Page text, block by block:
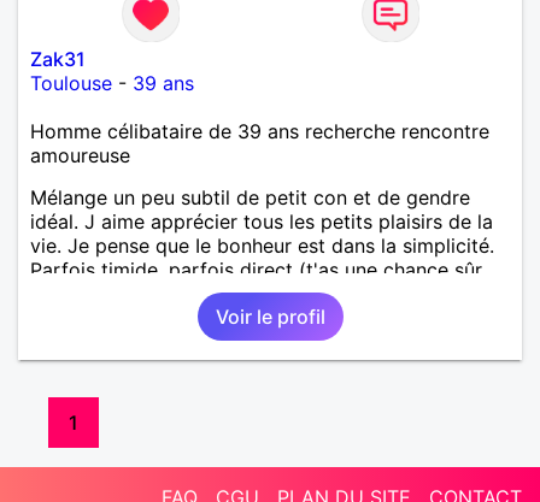
Zak31
Toulouse - 39 ans
Homme célibataire de 39 ans recherche rencontre
amoureuse
Mélange un peu subtil de petit con et de gendre
idéal. J aime apprécier tous les petits plaisirs de la
vie. Je pense que Ie bonheur est dans la simplicité.
Parfois timide, parfois direct (t'as une chance sûr
Voir le profil
1
FAQ CGU PLAN DU SITE CONTACT